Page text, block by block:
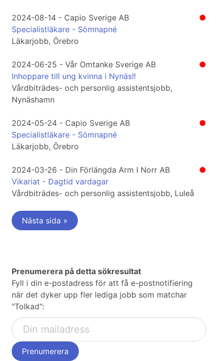
●
2024-08-14 - Capio Sverige AB
Specialistläkare - Sömnapné
Läkarjobb, Örebro
●
2024-06-25 - Vår Omtanke Sverige AB
Inhoppare till ung kvinna i Nynäs!!
Vårdbiträdes- och personlig assistentsjobb,
Nynäshamn
●
2024-05-24 - Capio Sverige AB
Specialistläkare - Sömnapné
Läkarjobb, Örebro
●
2024-03-26 - Din Förlängda Arm I Norr AB
Vikariat - Dagtid vardagar
Vårdbiträdes- och personlig assistentsjobb, Luleå
Nästa sida »
Prenumerera på detta sökresultat
Fyll i din e-postadress för att få e-postnotifiering
när det dyker upp fler lediga jobb som matchar
"Tolkad":